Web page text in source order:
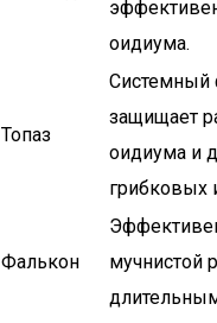
оидиума.
Топаз
Системный
защищает
оидиума и
грибковых
Фалькон
мучнистой